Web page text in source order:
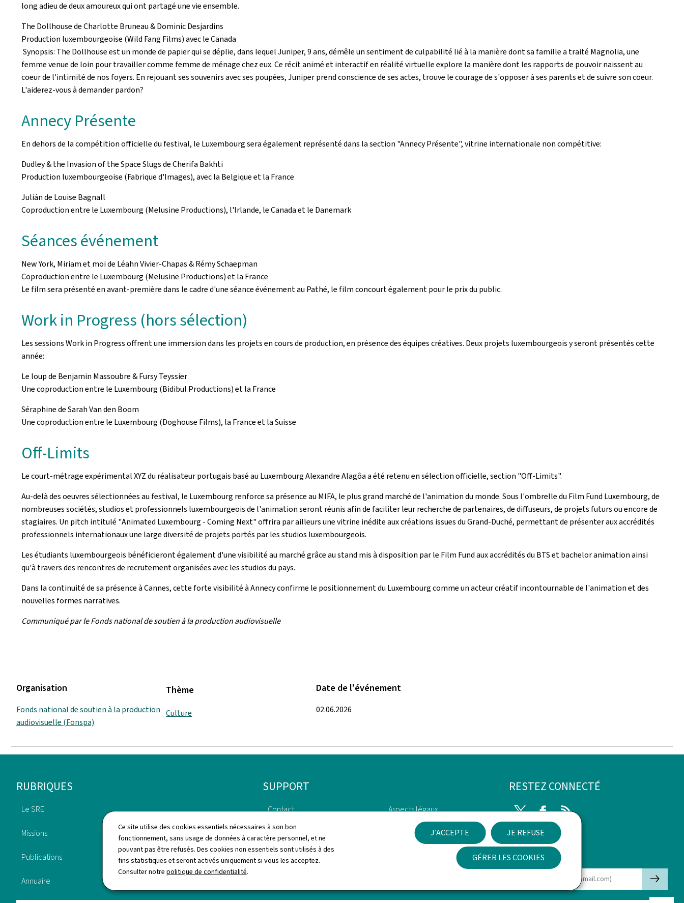
Ce site utilise des cookies essentiels nécessaires à son bon
fonctionnement, sans usage de données à caractère personnel, et ne
pouvant pas être refusés. Des cookies non essentiels sont utilisés à des
fins statistiques et seront activés uniquement si vous les acceptez.
Consulter notre politique de confidentialité.
J'ACCEPTE JE REFUSE
GÉRER LES COOKIES
long adieu de deux amoureux qui ont partagé une vie ensemble.
The Dollhousede Charlotte Bruneau & Dominic Desjardins
Production luxembourgeoise (Wild Fang Films) avec le Canada
Synopsis: The Dollhouseest un monde de papier qui se déplie, dans lequel Juniper, 9 ans, démêle un sentiment de culpabilité lié à la manière dont sa famille a traité Magnolia, une
femme venue de loin pour travailler comme femme de ménage chez eux. Ce récit animé et interactif en réalité virtuelle explore la manière dont les rapports de pouvoir naissent au
coeur de l'intimité de nos foyers. En rejouant ses souvenirs avec ses poupées, Juniper prend conscience de ses actes, trouve le courage de s'opposer à ses parents et de suivre son coeur.
L'aiderez-vous à demander pardon?
Annecy Présente
En dehors de la compétition officielle du festival, le Luxembourg sera également représenté dans la section "Annecy Présente", vitrine internationale non compétitive:
Dudley & the Invasion of the Space Slugsde Cherifa Bakhti
Production luxembourgeoise (Fabrique d'Images), avec la Belgique et la France
Julián de Louise Bagnall
Coproduction entre le Luxembourg (Melusine Productions), l'Irlande, le Canada et le Danemark
Séances événement
New York, Miriam et moi de Léahn Vivier-Chapas & Rémy Schaepman
Coproduction entre le Luxembourg (Melusine Productions) et la France
Le film sera présenté en avant-première dans le cadre d'une séance événement au Pathé, le film concourt également pour le prix du public.
Work in Progress (hors sélection)
Les sessionsWork in Progressoffrent une immersion dans les projets en cours de production, en présence des équipes créatives. Deux projets luxembourgeois y seront présentés cette
année:
Le loupde Benjamin Massoubre & Fursy Teyssier
Une coproduction entre le Luxembourg (Bidibul Productions) et la France
Séraphine de Sarah Van den Boom
Une coproduction entre le Luxembourg (Doghouse Films), la France et la Suisse
Off-Limits
Le court-métrage expérimental XYZ du réalisateur portugais basé au Luxembourg Alexandre Alagôa a été retenu en sélection officielle, section "Off-Limits".
Au-delà des oeuvres sélectionnées au festival, le Luxembourg renforce sa présence au MIFA, le plus grand marché de l'animation du monde. Sous l'ombrelle du Film Fund Luxembourg, de
nombreuses sociétés, studios et professionnels luxembourgeois de l'animation seront réunis afin de faciliter leur recherche de partenaires, de diffuseurs, de projets futurs ou encore de
stagiaires. Un pitch intitulé "Animated Luxembourg - Coming Next" offrira par ailleurs une vitrine inédite aux créations issues du Grand-Duché, permettant de présenter aux accrédités
professionnels internationaux une large diversité de projets portés par les studios luxembourgeois.
Les étudiants luxembourgeois bénéficieront également d'une visibilité au marché grâce au stand mis à disposition par le Film Fundaux accrédités du BTS et bachelor animation ainsi
qu'à travers des rencontres de recrutement organisées avec les studios du pays.
Dans la continuité de sa présence à Cannes, cette forte visibilité à Annecy confirme le positionnement du Luxembourg comme un acteur créatif incontournable de l'animation et des
nouvelles formes narratives.
Communiqué par le Fonds national de soutien à la production audiovisuelle
Organisation
Fonds national de soutien à la production
audiovisuelle (Fonspa)
Thème
Culture
Date de l'événement
02.06.2026
Pied
de
RUBRIQUES
Le SRE
Missions
Publications
Annuaire
Actualités
Questions fréquemment
posées
SUPPORT
Contact
Plan du site
À propos du site
Aspects légaux
Déclaration d'accessibilité
RESTEZ CONNECTÉ
TwitterFacebook
RSS
Newsletter
🡒